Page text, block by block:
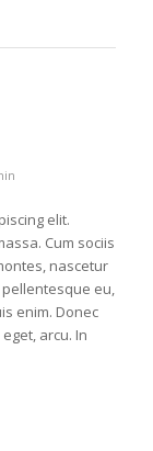
elit.
Cum sociis
nascetur
eu,
enim. Donec
arcu. In